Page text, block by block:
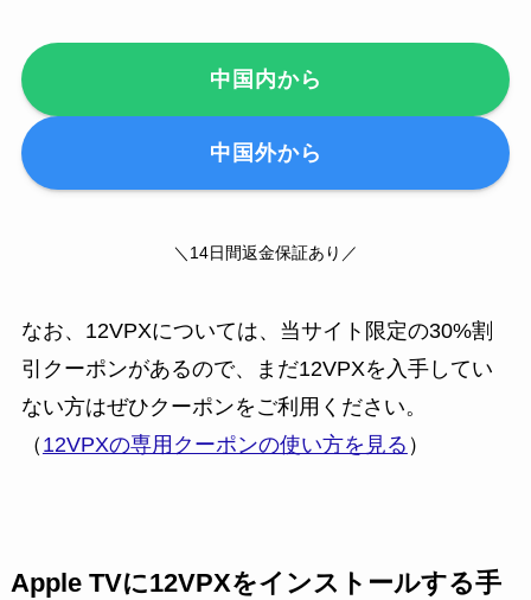
中国内から
中国外から
＼14日間返金保証あり／
なお、12VPXについては、当サイト限定の30%割
引クーポンがあるので、まだ12VPXを入手してい
ない方はぜひクーポンをご利用ください。
（ 12VPXの専用クーポンの使い方を見る ）
Apple TVに12VPXをインストールする手